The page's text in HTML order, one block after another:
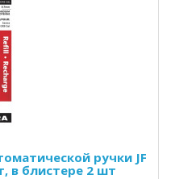
ручки JF
в блистере 2 шт